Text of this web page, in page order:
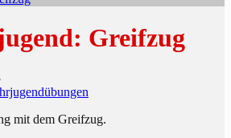
Greifzug
mit dem Greifzug.